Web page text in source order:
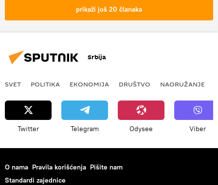
Ukrajina
SAD
prikaži još 20 članaka
Srbija
SVET POLITIKA EKONOMIJA DRUŠTVO NAORUŽANJE
Twitter Telegram Odysee Viber
O nama Pravila korišćenja Pišite nam
Standardi zajednice